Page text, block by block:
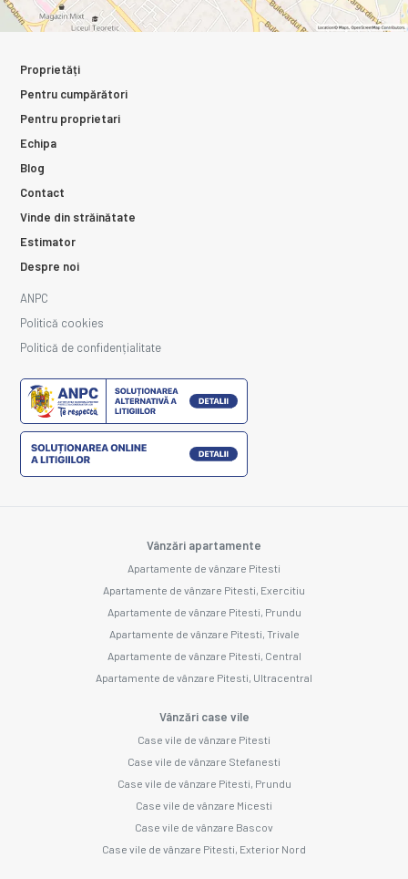
Proprietăți
Pentru cumpărători
Pentru proprietari
Echipa
Blog
Contact
Vinde din străinătate
Estimator
Despre noi
ANPC
Politică cookies
Politică de confidențialitate
Vânzări apartamente
Apartamente de vânzare Pitesti
Apartamente de vânzare Pitesti, Exercitiu
Apartamente de vânzare Pitesti, Prundu
Apartamente de vânzare Pitesti, Trivale
Apartamente de vânzare Pitesti, Central
Apartamente de vânzare Pitesti, Ultracentral
Vânzări case vile
Case vile de vânzare Pitesti
Case vile de vânzare Stefanesti
Case vile de vânzare Pitesti, Prundu
Case vile de vânzare Micesti
Case vile de vânzare Bascov
Case vile de vânzare Pitesti, Exterior Nord